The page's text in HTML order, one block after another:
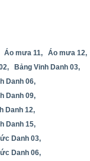
Áo mưa 11,
Áo mưa 12,
Bảng Vinh Danh 03,
Danh 06,
Danh 09,
Danh 12,
Danh 15,
Danh 03,
Danh 06,